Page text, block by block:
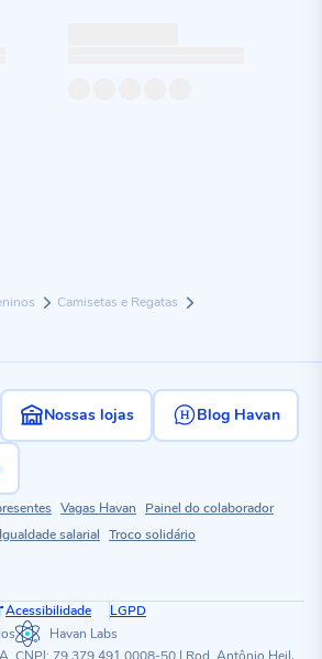
Camisetas e Regatas
Nossas lojas Blog Havan
Vagas Havan
Painel do colaborador
Igualdade salarial Troco solidário
Acessibilidade
LGPD
Havan Labs